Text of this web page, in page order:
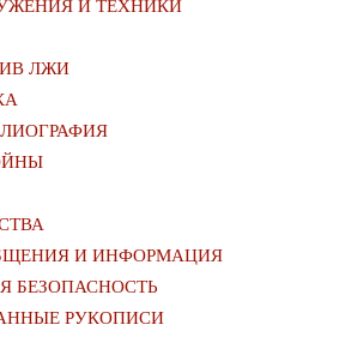
И ТЕХНИКИ
ЛЖИ
И ИНФОРМАЦИЯ
БЕЗОПАСНОСТЬ
РУКОПИСИ